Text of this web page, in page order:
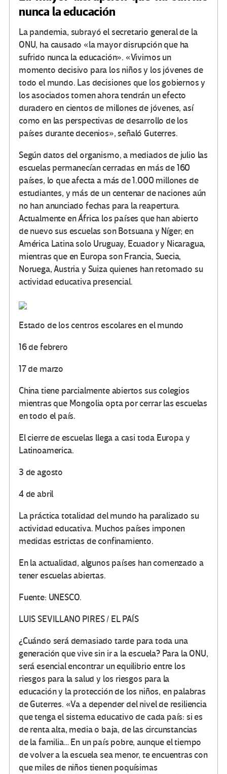
nunca la educación
La pandemia, subrayó el secretario general de la
ONU, ha causado «la mayor disrupción que ha
sufrido nunca la educación». «Vivimos un
momento decisivo para los niños y los jóvenes de
todo el mundo. Las decisiones que los gobiernos y
los asociados tomen ahora tendrán un efecto
duradero en cientos de millones de jóvenes, así
como en las perspectivas de desarrollo de los
países durante decenios», señaló Guterres.
Según datos del organismo, a mediados de julio las
escuelas permanecían cerradas en más de 160
países, lo que afecta a más de 1.000 millones de
estudiantes, y más de un centenar de naciones aún
no han anunciado fechas para la reapertura.
Actualmente en África los países que han abierto
de nuevo sus escuelas son Botsuana y Níger; en
América Latina solo Uruguay, Ecuador y Nicaragua,
mientras que en Europa son Francia, Suecia,
Noruega, Austria y Suiza quienes han retomado su
actividad educativa presencial.
Estado de los centros escolares en el mundo
16 de febrero
17 de marzo
China tiene parcialmenteabiertos sus colegios
mientras que Mongolia opta por cerrar las escuelas
entodo el país.
El cierre de escuelas llega a casi toda Europa y
Latinoamerica.
3 de agosto
4 de abril
La práctica totalidad del mundo ha paralizado su
actividad educativa. Muchos países imponen
medidas estrictas de confinamiento.
En la actualidad, algunos países han comenzado a
tenerescuelas abiertas.
Fuente: UNESCO.
LUIS SEVILLANO PIRES / EL PAÍS
¿Cuándo será demasiado tarde para toda una
generación que vive sin ir a la escuela? Para la ONU,
será esencial encontrar un equilibrio entre los
riesgos para la salud y los riesgos para la
educación y la protección de los niños, en palabras
de Guterres. «Va a depender del nivel de resiliencia
que tenga el sistema educativo de cada país: si es
de renta alta, media o baja, de las circunstancias
de la familia… En un país pobre, aunque el tiempo
de volver a la escuela sea menor, te encuentras con
que miles de niños tienen poquísimas